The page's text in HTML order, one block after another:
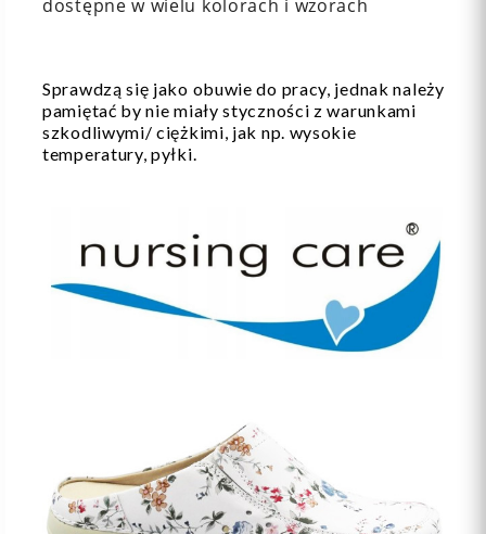
dostępne w wielu kolorach i wzorach
Sprawdzą się jako obuwie do pracy, jednak należy
pamiętać by nie miały styczności z warunkami
szkodliwymi/ ciężkimi, jak np. wysokie
temperatury, pyłki.